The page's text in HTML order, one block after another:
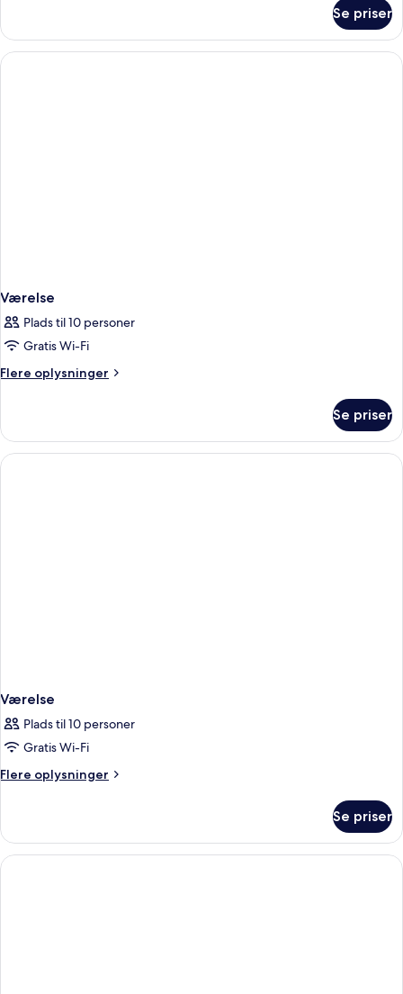
(Infinity
Elegance)
-
soveværelser
Se priser
Værelse
Plads til 10 personer
Gratis Wi-Fi
Flere oplysninger
Flere
Se priser
Værelse
Plads til 10 personer
Gratis Wi-Fi
Flere oplysninger
Flere
Se priser